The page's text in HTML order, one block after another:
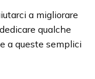
a migliorare
qualche
a queste semplici